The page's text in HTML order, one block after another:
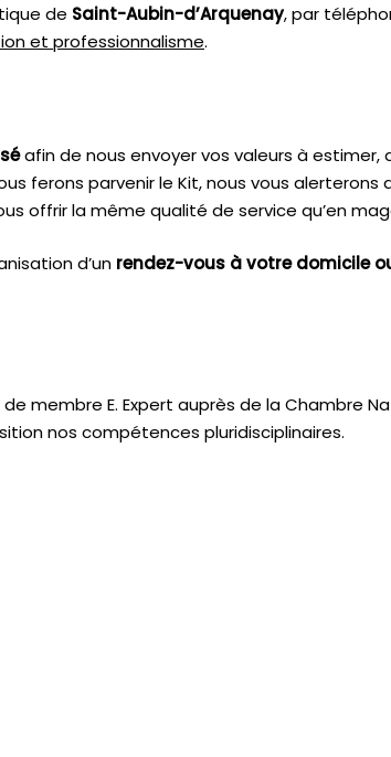
de Saint-Aubin-d’Arquenay, par
et professionnalisme.
afin de nous envoyer vos valeurs à
ferons parvenir le Kit, nous vous
offrir la même qualité de service qu’en
d’un rendez-vous à votre domicile
de membre E. Expert auprès de laChambre
nos compétences pluridisciplinaires.